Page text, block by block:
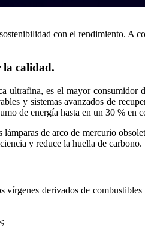
con el rendimiento. A
la calidad.
ultrafina, es el mayor consumidor
y sistemas avanzados de
de energía hasta en un 30 % en
de arco de mercurio
y reduce la huella de carbono.
derivados de